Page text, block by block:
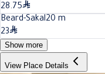
28.75
Beard-Sakal20 m
23
Show more
View Place Details